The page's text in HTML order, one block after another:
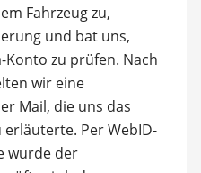
Fahrzeug zu,
und bat uns,
zu prüfen. Nach
wir eine
Mail, die uns das
Per WebID-
wurde der